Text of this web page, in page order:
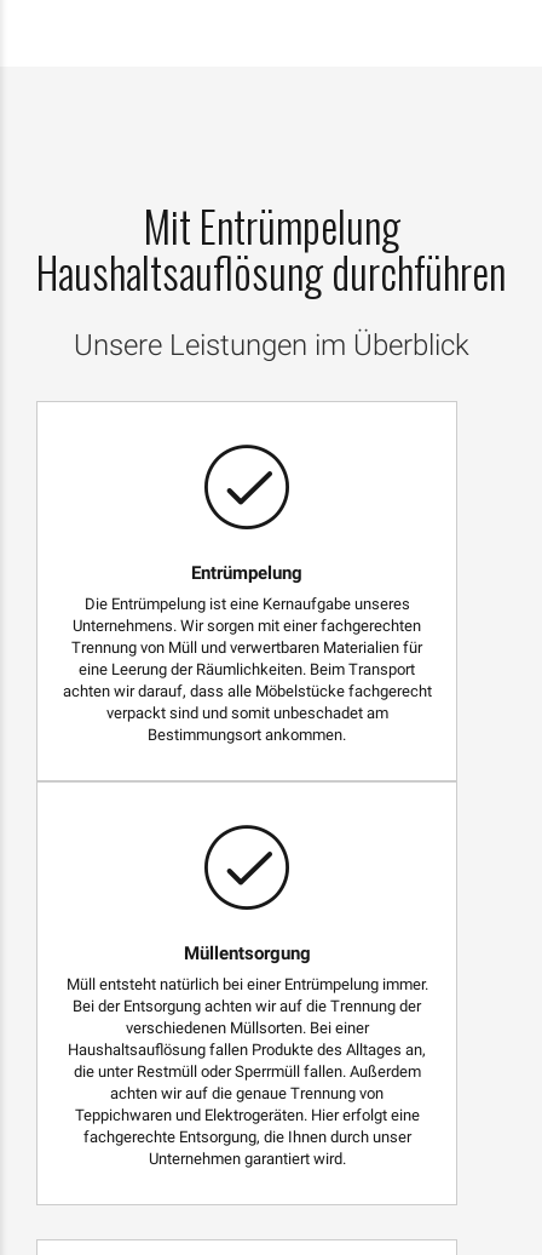
Mit Entrümpelung
Haushaltsauflösung durchführen
Unsere Leistungen im Überblick
Entrümpelung
Die Entrümpelung ist eine Kernaufgabe unseres
Unternehmens. Wir sorgen mit einer fachgerechten
Trennung von Müll und verwertbaren Materialien für
eine Leerung der Räumlichkeiten. Beim Transport
achten wir darauf, dass alle Möbelstücke fachgerecht
verpackt sind und somit unbeschadet am
Bestimmungsort ankommen.
Müllentsorgung
Müll entsteht natürlich bei einer Entrümpelung immer.
Bei der Entsorgung achten wir auf die Trennung der
verschiedenen Müllsorten. Bei einer
Haushaltsauflösung fallen Produkte des Alltages an,
die unter Restmüll oder Sperrmüll fallen. Außerdem
achten wir auf die genaue Trennung von
Teppichwaren und Elektrogeräten. Hier erfolgt eine
fachgerechte Entsorgung, die Ihnen durch unser
Unternehmen garantiert wird.